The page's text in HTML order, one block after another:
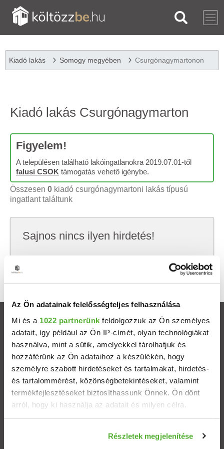
Az Ön adatainak felelősségteljes felhasználása
Mi és a 1022 partnerünk feldolgozzuk az Ön személyes
adatait, így például az Ön IP-címét, olyan technológiákat
használva, mint a sütik, amelyekkel tárolhatjuk és
hozzáférünk az Ön adataihoz a készülékén, hogy
személyre szabott hirdetéseket és tartalmakat, hirdetés-
és tartalommérést, közönségbetekintéseket, valamint
termékfejlesztéseket biztosíthassunk Önnek. Ön dönt
arról, hogy ki használja az adatait és milyen célra.
Információgyűjtés az Ön földrajzi elhelyezkedéséről
Részletek megjelenítése
Kiadó lakás Somogy megyében Csurgónagymartonon
Kiadó lakás Csurgónagymarton
Figyelem!
A településen található lakóingatlanokra 2019.07.01-től
falusi CSOK támogatás vehető igénybe.
Összesen 0 kiadó csurgónagymartoni lakás típusú
ingatlant találtunk
Sajnos nincs ilyen hirdetés!
keresni, hátha akkor megtalálod, amit keresel.
Ingatlanok
Eladó házak
Eladó lakások
Települések